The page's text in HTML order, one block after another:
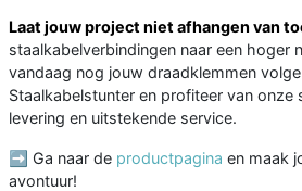
Laat jouw project niet afhangen van
staalkabelverbindingen naar een hoger
vandaag nog jouw draadklemmen
Staalkabelstunter en profiteer van onze
levering en uitstekende service.
➡️ Ga naar de productpagina en maak
avontuur!